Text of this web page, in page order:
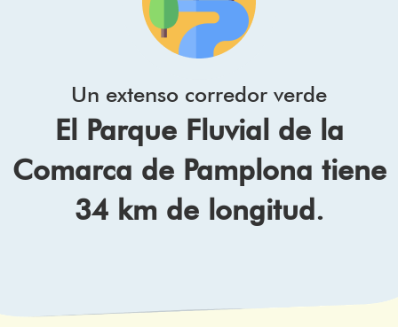
Un extenso corredor verde
El Parque Fluvial de la
Comarca de Pamplona tiene
34 km de longitud.